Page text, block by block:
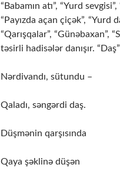
“Babamın atı”, “Yurd
“Payızda açan çiçək”, “Yurd
“Qarışqalar”, “Günəbахаn”,
təsirli hadisələr danışır.
Nərdivаndı, sütundu –
Qаlаdı, səngərdi dаş.
Düşmənin qаrşısındа
Qаyа şəklinə düşən